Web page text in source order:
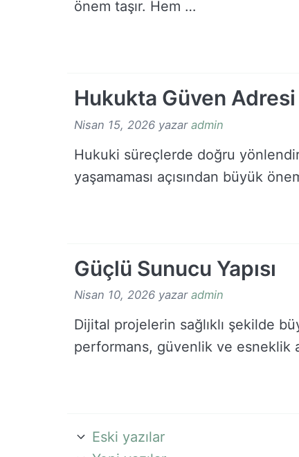
önem taşır. Hem …
Hukukta Güven Adresi
Nisan 15, 2026 yazar admin
Hukuki süreçlerde doğru
yaşamaması açısından büyük
Güçlü Sunucu Yapısı
Nisan 10, 2026 yazar admin
Dijital projelerin sağlıklı şekilde
performans, güvenlik ve esneklik
Eski yazılar